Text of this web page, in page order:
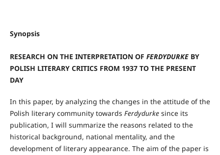
Synopsis
RESEARCH ON THE INTERPRETATION OF FERDYDURKE BY
POLISH LITERARY CRITICS FROM 1937 TO THE PRESENT
DAY
In this paper, by analyzing the changes in the attitude of the
Polish literary community towards Ferdydurke since its
publication, I will summarize the reasons related to the
historical background, national mentality, and the
development of literary appearance. The aim of the paper is